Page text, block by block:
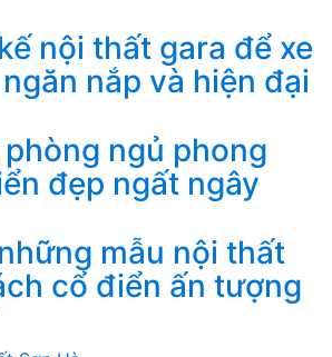
nội thất gara để xe
nắp và hiện đại
ngủ phong
đẹp ngất ngây
mẫu nội thất
cổ điển ấn tượng